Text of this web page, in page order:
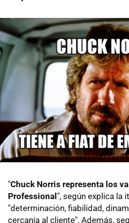
"Chuck Norris representa los
Professional", según explica la
"determinación, fiabilidad,
cercanía al cliente". Además,